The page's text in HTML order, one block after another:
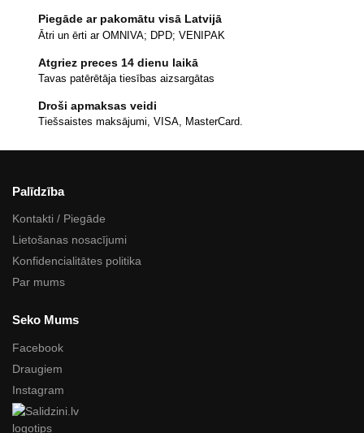
Piegāde ar pakomātu visā Latvijā
Ātri un ērti ar OMNIVA; DPD; VENIPAK
Atgriez preces 14 dienu laikā
Tavas patērētāja tiesības aizsargātas
Droši apmaksas veidi
Tiešsaistes maksājumi, VISA, MasterCard.
Palīdzība
Kontakti / Piegāde
Lietošanas nosacījumi
Konfidencialitātes politika
Par mums
Seko Mums
Facebook
Draugiem
Instagram